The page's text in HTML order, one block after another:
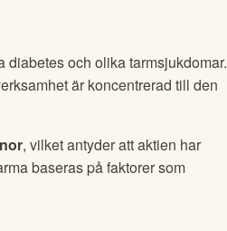
och olika tarmsjukdomar.
är koncentrerad till den
, vilket antyder att aktien har
baseras på faktorer som